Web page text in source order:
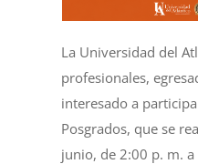
La Universidad del
profesionales,
interesado a
Posgrados, que se
junio, de 2:00 p. m.